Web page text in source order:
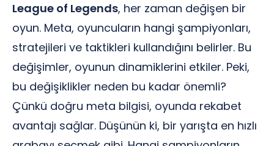
League of Legends, her zaman değişen bir
oyun. Meta, oyuncuların hangi şampiyonları,
stratejileri ve taktikleri kullandığını belirler. Bu
değişimler, oyunun dinamiklerini etkiler. Peki,
bu değişiklikler neden bu kadar önemli?
Çünkü doğru meta bilgisi, oyunda rekabet
avantajı sağlar. Düşünün ki, bir yarışta en hızlı